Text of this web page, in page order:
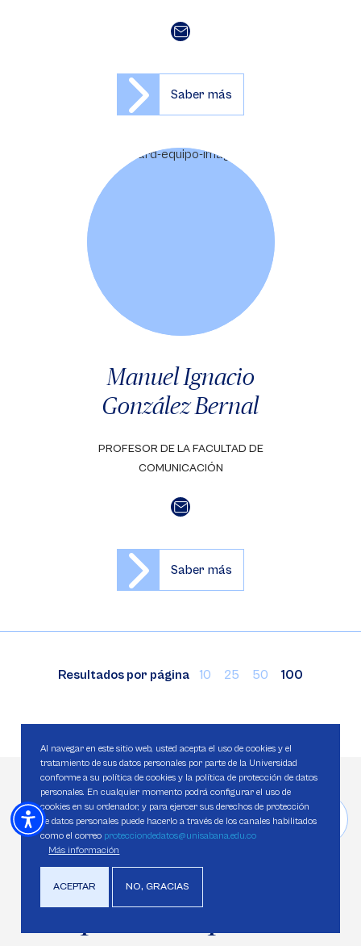
Saber más
Manuel Ignacio
González Bernal
PROFESOR DE LA FACULTAD DE
COMUNICACIÓN
Saber más
Resultados por página 10 25 50 100
CONTACTO
Da el
próximo paso
Al navegar en este sitio web, usted acepta el uso de cookies y el
tratamiento de sus datos personales por parte de la Universidad
conforme a su política de cookies y la política de protección de datos
personales. En cualquier momento podrá configurar el uso de
cookies en su ordenador, y para ejercer sus derechos de protección
de datos personales puede hacerlo a través de los canales habilitados
como el correo protecciondedatos@unisabana.edu.co
Más información
ACEPTAR NO, GRACIAS